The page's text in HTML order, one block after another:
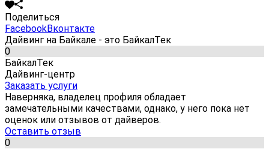
Поделиться
FacebookВконтакте
Дайвинг на Байкале - это БайкалТек
0
БайкалТек
Дайвинг-центр
Заказать услуги
Наверняка, владелец профиля обладает
замечательными качествами, однако, у него пока нет
оценок или отзывов от дайверов.
Оставить отзыв
0